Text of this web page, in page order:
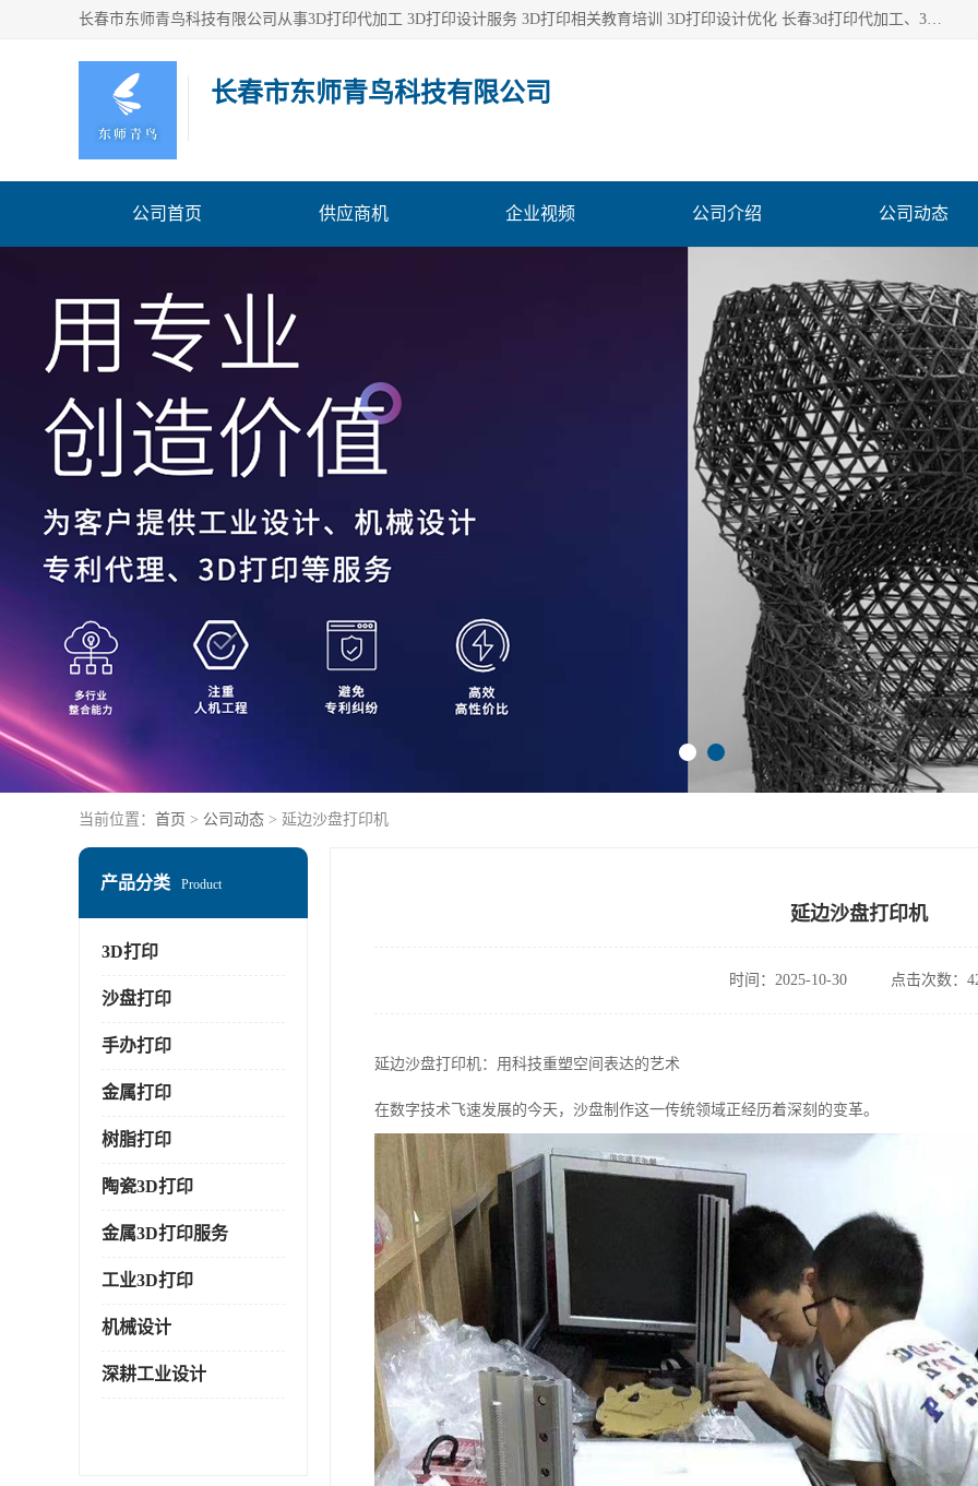
长春市东师青鸟科技有限公司从事3D打印代加工 3D打印设计服务 3D打印相关教育培训 3D打印设计优化 长春3d打印代加工、3D打印代加工及设计服务、3D打印相关教育培训、专利代理及优化、3D打印上下游技术服务，深耕工业设计、机械设计、3D打印多年年，拥有多项技术，辅助数十位客户完成自己的发明及实用新型专利。
长春市东师青鸟科技有限公司
公司首页 供应商机 企业视频 公司介绍 公司动态
当前位置： 首页 > 公司动态 > 延边沙盘打印机
产品分类 Product
3D打印
沙盘打印
手办打印
金属打印
树脂打印
陶瓷3D打印
金属3D打印服务
工业3D打印
机械设计
深耕工业设计
延边沙盘打印机
时间：2025-10-30 点击次数：
延边沙盘打印机：用科技重塑空间表达的艺术
在数字技术飞速发展的今天，沙盘制作这一传统领域正经历着深刻的变革。